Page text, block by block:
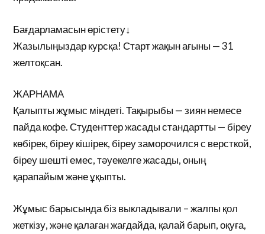
Бағдарламасын өрістету↓
Жазылыңыздар курсқа! Старт жақын ағыны — 31
желтоқсан.
ЖАРНАМА
Қалыпты жұмыс міндеті. Тақырыбы — зиян немесе
пайда кофе. Студенттер жасады стандартты — біреу
көбірек, біреу кішірек, біреу заморочился с версткой,
біреу шешті емес, тәуекелге жасады, оның
қарапайым және ұқыпты.
Жұмыс барысында біз выкладывали – жалпы қол
жеткізу, және қалаған жағдайда, қалай барып, оқуға,